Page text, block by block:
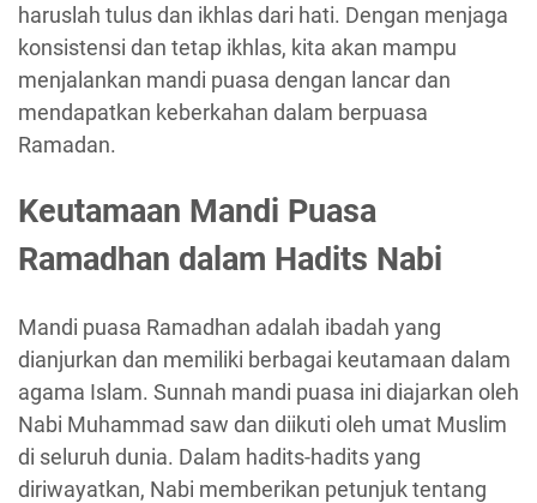
haruslah tulus dan ikhlas dari hati. Dengan menjaga
konsistensi dan tetap ikhlas, kita akan mampu
menjalankan mandi puasa dengan lancar dan
mendapatkan keberkahan dalam berpuasa
Ramadan.
Keutamaan Mandi Puasa
Ramadhan dalam Hadits Nabi
Mandi puasa Ramadhan adalah ibadah yang
dianjurkan dan memiliki berbagai keutamaan dalam
agama Islam. Sunnah mandi puasa ini diajarkan oleh
Nabi Muhammad saw dan diikuti oleh umat Muslim
di seluruh dunia. Dalam hadits-hadits yang
diriwayatkan, Nabi memberikan petunjuk tentang